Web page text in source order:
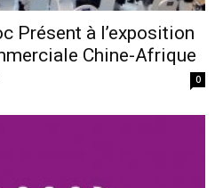
Présent à l’exposition
Chine-Afrique
0